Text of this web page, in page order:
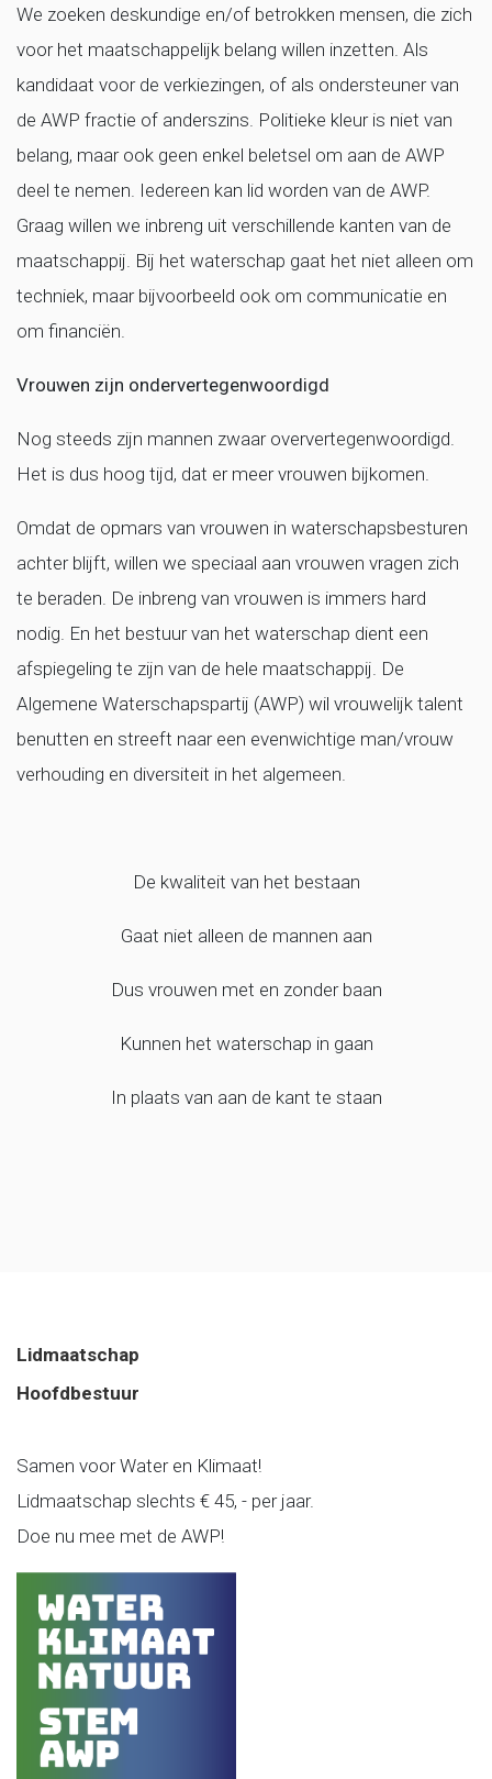
We zoeken deskundige en/of betrokken mensen, die zich
voor het maatschappelijk belang willen inzetten. Als
kandidaat voor de verkiezingen, of als ondersteuner van
de AWP fractie of anderszins. Politieke kleur is niet van
belang, maar ook geen enkel beletsel om aan de AWP
deel te nemen. Iedereen kan lid worden van de AWP.
Graag willen we inbreng uit verschillende kanten van de
maatschappij. Bij het waterschap gaat het niet alleen om
techniek, maar bijvoorbeeld ook om communicatie en
om financiën.
Vrouwen zijn ondervertegenwoordigd
Nog steeds zijn mannen zwaar oververtegenwoordigd.
Het is dus hoog tijd, dat er meer vrouwen bijkomen.
Omdat de opmars van vrouwen in waterschapsbesturen
achter blijft, willen we speciaal aan vrouwen vragen zich
te beraden. De inbreng van vrouwen is immers hard
nodig. En het bestuur van het waterschap dient een
afspiegeling te zijn van de hele maatschappij. De
Algemene Waterschapspartij (AWP) wil vrouwelijk talent
benutten en streeft naar een evenwichtige man/vrouw
verhouding en diversiteit in het algemeen.
De kwaliteit van het bestaan
Gaat niet alleen de mannen aan
Dus vrouwen met en zonder baan
Kunnen het waterschap in gaan
In plaats van aan de kant te staan
Lidmaatschap
Hoofdbestuur
Samen voor Water en Klimaat!
Lidmaatschap slechts € 45, - per jaar.
Doe nu mee met de AWP!